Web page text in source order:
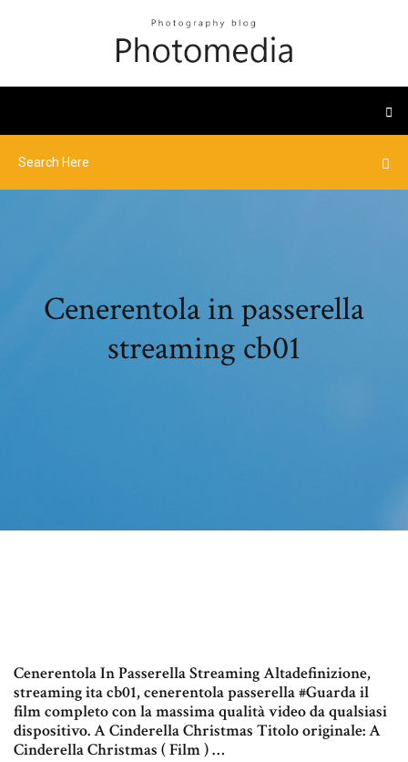
Cenerentola in passerella
streaming cb01
Cenerentola In Passerella Streaming Altadefinizione,
streaming ita cb01, cenerentola passerella #Guarda il
film completo con la massima qualità video da qualsiasi
dispositivo. A Cinderella Christmas Titolo originale: A
Cinderella Christmas ( Film ) …